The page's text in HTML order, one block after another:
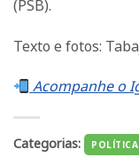
(PSB).
Texto e fotos:
Acompanhe o
Categorias: POLÍTICA